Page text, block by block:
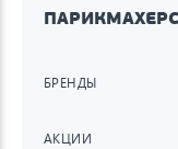
БРЕНДЫ
АКЦИИ